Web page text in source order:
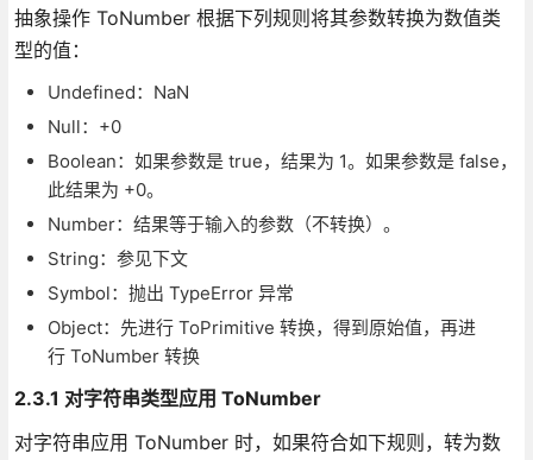
抽象操作 ToNumber 根据下列规则将其参数转换为数值类
型的值：
Undefined：NaN
Null：+0
Boolean：如果参数是 true，结果为 1。如果参数是 false，
此结果为 +0。
Number：结果等于输入的参数（不转换）。
String：参见下文
Symbol：抛出 TypeError 异常
Object：先进行 ToPrimitive 转换，得到原始值，再进
行 ToNumber 转换
2.3.1 对字符串类型应用 ToNumber
对字符串应用 ToNumber 时，如果符合如下规则，转为数